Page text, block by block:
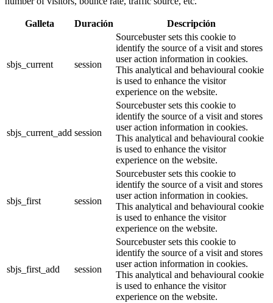
Galleta Duración Descripción
sbjs_current session
Sourcebuster sets this cookie to
identify the source of a visit and stores
user action information in cookies.
This analytical and behavioural cookie
is used to enhance the visitor
experience on the website.
sbjs_current_add session
Sourcebuster sets this cookie to
identify the source of a visit and stores
user action information in cookies.
This analytical and behavioural cookie
is used to enhance the visitor
experience on the website.
sbjs_first session
Sourcebuster sets this cookie to
identify the source of a visit and stores
user action information in cookies.
This analytical and behavioural cookie
is used to enhance the visitor
experience on the website.
sbjs_first_add session
Sourcebuster sets this cookie to
identify the source of a visit and stores
user action information in cookies.
This analytical and behavioural cookie
is used to enhance the visitor
experience on the website.